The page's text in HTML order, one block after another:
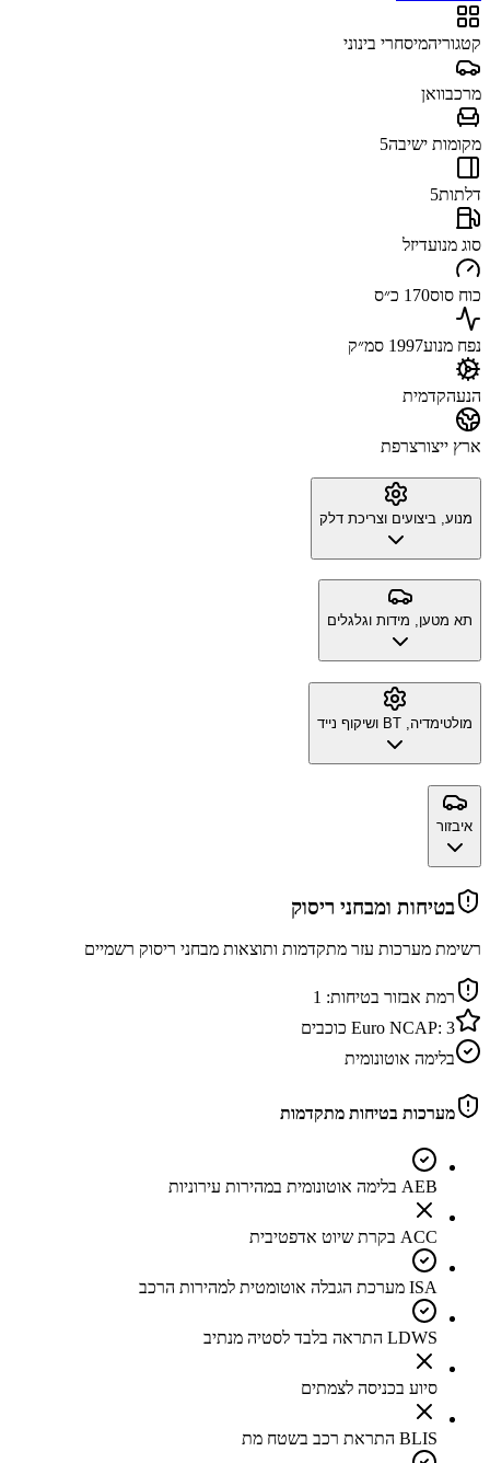
קטגוריהמיסחרי בינוני
מרכבוואן
מקומות ישיבה5
דלתות5
סוג מנועדיזל
כוח סוס170 כ״ס
נפח מנוע1997 סמ״ק
הנעהקדמית
ארץ ייצורצרפת
מנוע, ביצועים וצריכת דלק
תא מטען, מידות וגלגלים
מולטימדיה, BT ושיקוף נייד
איבזור
בטיחות ומבחני ריסוק
רשימת מערכות עזר מתקדמות ותוצאות מבחני ריסוק רשמיים
רמת אבזור בטיחות: 1
Euro NCAP: 3
כוכבים
בלימה אוטונומית
מערכות בטיחות מתקדמות
AEB בלימה אוטונומית במהירות עירוניות
ACC בקרת שיוט אדפטיבית
ISA מערכת הגבלה אוטומטית למהירות הרכב
LDWS התראה בלבד לסטיה מנתיב
סיוע בכניסה לצמתים
BLIS התראת רכב בשטח מת